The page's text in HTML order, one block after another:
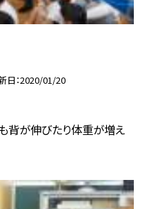
日 2020/01/20
背が伸びたり体重が増え